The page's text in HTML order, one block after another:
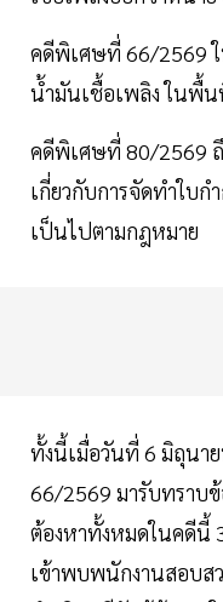
คดีพิเศษที่ 66/2569
น้ำมันเชื้อเพลิง ในพื้น
คดีพิเศษที่ 80/2569
เกี่ยวกับการจัดทำใบก
เป็นไปตามกฎหมาย
ทั้งนี้เมื่อวันที่ 6 มิถุนา
66/2569 มารับทราบ
ต้องหาทั้งหมดในคดีนี้
เข้าพบพนักงานสอบส